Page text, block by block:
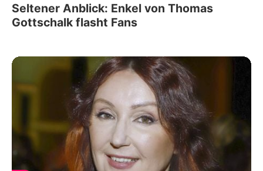
Seltener Anblick: Enkel von Thomas
Gottschalk flasht Fans